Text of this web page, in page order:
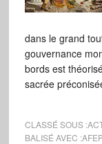
dans le grand
gouvernance
bords est
sacrée
CLASSÉ SOUS :
BALISÉ AVEC :AFEP